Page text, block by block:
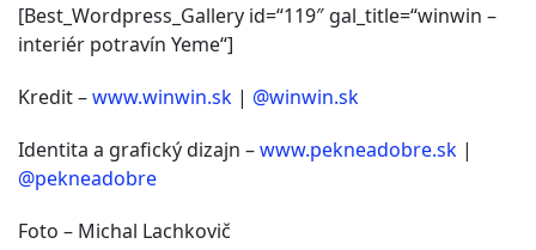
[Best_Wordpress_Gallery id=“119″ gal_title=“winwin –
interiér potravín Yeme“]
Kredit –www.winwin.sk | @winwin.sk
Identita a grafický dizajn –www.pekneadobre.sk |
@pekneadobre
Foto – Michal Lachkovič